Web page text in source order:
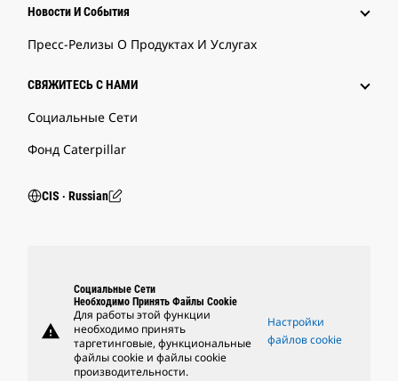
Новости И События
Пресс-Релизы О Продуктах И Услугах
СВЯЖИТЕСЬ С НАМИ
Социальные Сети
Фонд Caterpillar
CIS ‧ Russian
warning
Социальные Сети
Необходимо Принять Файлы Cookie
Для работы этой функции
необходимо принять
таргетинговые, функциональные
файлы cookie и файлы cookie
производительности.
Настройки
файлов cookie